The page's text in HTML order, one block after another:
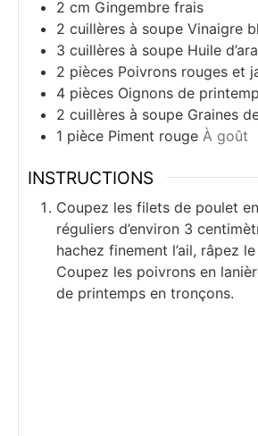
2 cm Gingembre frais
2 cuillères à soupe Vinaigre
3 cuillères à soupe Huile
2 pièces Poivrons rouges et
4 pièces Oignons de
2 cuillères à soupe Graines
1 pièce Piment rouge À goût
INSTRUCTIONS
Coupez les filets de poulet
réguliers d’environ 3
hachez finement l’ail, râpez
Coupez les poivrons en
de printemps en tronçons.